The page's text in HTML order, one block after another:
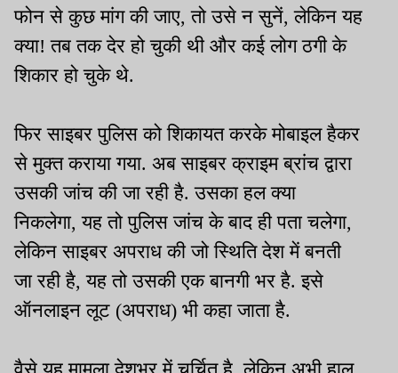
फोन से कुछ मांग की जाए, तो उसे न सुनें, लेकिन यह
क्या! तब तक देर हो चुकी थी और कई लोग ठगी के
शिकार हो चुके थे.
फिर साइबर पुलिस को शिकायत करके मोबाइल हैकर
से मुक्त कराया गया. अब साइबर क्राइम ब्रांच द्वारा
उसकी जांच की जा रही है. उसका हल क्या
निकलेगा, यह तो पुलिस जांच के बाद ही पता चलेगा,
लेकिन साइबर अपराध की जो स्थिति देश में बनती
जा रही है, यह तो उसकी एक बानगी भर है. इसे
ऑनलाइन लूट (अपराध) भी कहा जाता है.